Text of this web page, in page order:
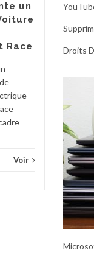
un
Race
Voir
Droits